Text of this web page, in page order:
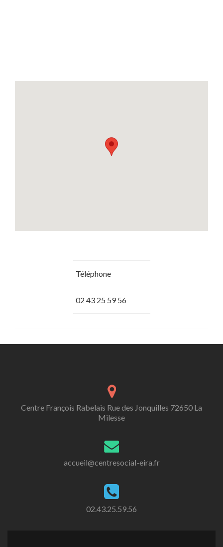
Téléphone
02 43 25 59 56
Centre François Rabelais Rue des Jonquilles 72650 La
Milesse
accueil@centresocial-eira.fr
02.43.25.59.56